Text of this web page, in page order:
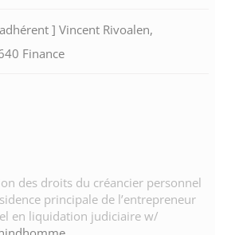
] Vincent Rivoalen,
Finance
des droits du créancier personnel
principale de l’entrepreneur
en liquidation judiciaire w/